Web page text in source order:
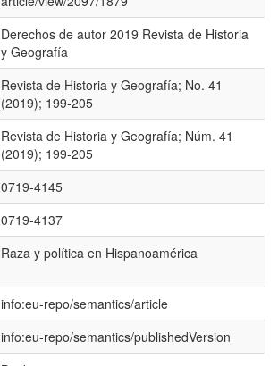
Derechos de autor 2019 Revista de Historia
y Geografí­a
Revista de Historia y Geografí­a; No. 41
(2019); 199-205
Revista de Historia y Geografía; Núm. 41
(2019); 199-205
0719-4145
0719-4137
Raza y polí­tica en Hispanoamérica
info:eu-repo/semantics/article
info:eu-repo/semantics/publishedVersion